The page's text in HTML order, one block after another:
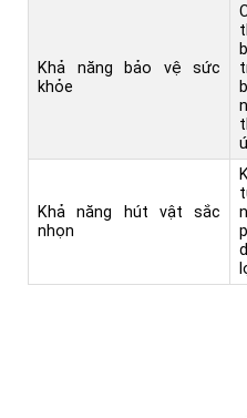
Khả năng bảo vệ sức
khỏe
Khả năng hút vật sắc
nhọn